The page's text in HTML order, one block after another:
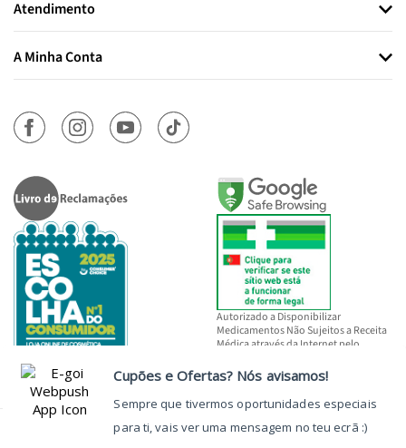
Atendimento
A Minha Conta
Autorizado a Disponibilizar
Medicamentos Não Sujeitos a Receita
Médica através da Internet pelo